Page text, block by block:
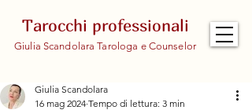
Tarocchi professionali
Giulia Scandolara Tarologa e Counselor
Giulia Scandolara
16 mag 2024 Tempo di lettura: 3 min